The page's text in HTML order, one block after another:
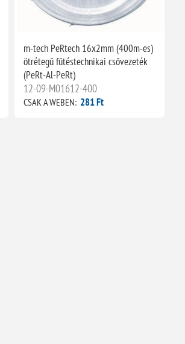
m-tech PeRtech 16x2mm (400m-es)
ötrétegű fűtéstechnikai csővezeték
(PeRt-Al-PeRt)
12-09-M01612-400
CSAK A WEBEN: 281 Ft